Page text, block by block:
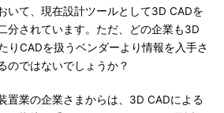
いて、現在設計ツールとして3D CADを
分されています。ただ、どの企業も3D
りCADを扱うベンダーより情報を入手さ
のではないでしょうか？
置業の企業さまからは、3D CADによる